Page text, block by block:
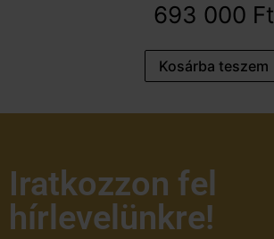
693 000 Ft
Kosárba teszem
Iratkozzon fel
hírlevelünkre!